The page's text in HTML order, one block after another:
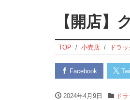
【開店】
TOP 小売店 ドラ
Facebook
2024年4月9日 ド